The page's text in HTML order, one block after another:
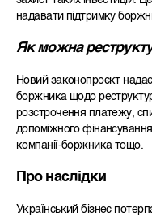
надавати підтримку
Як можна
Новий законопроєкт
боржника щодо
розстрочення платежу,
допоміжного
компанії-боржника тощо.
Про наслідки
Український бізнес